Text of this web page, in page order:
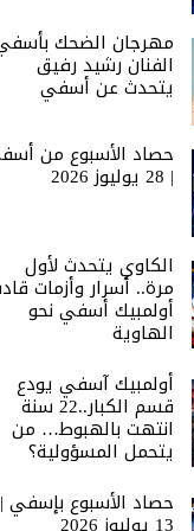
مهرجان الضحك
الفنان رشيد رفيق
يتحدث عن أسفي
حصاد الأسبوع من
| 28 يوليوز 2026
الكاوي يتحدث لأول
مرة.. أسرار وأزمات
أولمبيك أسفي نحو
الهاوية
أولمبيك آسفي يودع
قسم الكبار..22 سنة
انتهت بالهبوط… من
يتحمل المسؤولية؟
حصاد الأسبوع بإسفي |